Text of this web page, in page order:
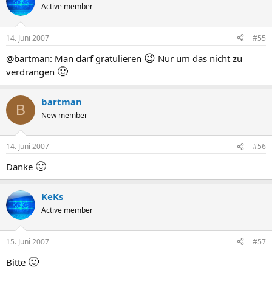
Active member
14. Juni 2007 #55
@bartman: Man darf gratulieren 😉 Nur um das nicht zu
verdrängen 🙂
B bartman
New member
14. Juni 2007 #56
Danke 🙂
KeKs
Active member
15. Juni 2007 #57
Bitte 🙂